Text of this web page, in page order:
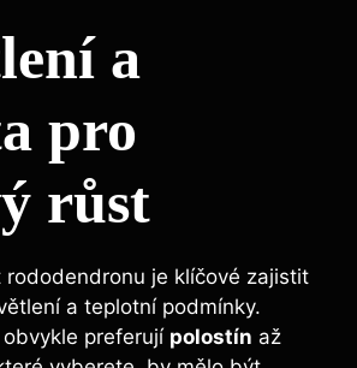
a
pro
růst
rododendronu je klíčové zajistit
a teplotní podmínky.
preferují polostín až